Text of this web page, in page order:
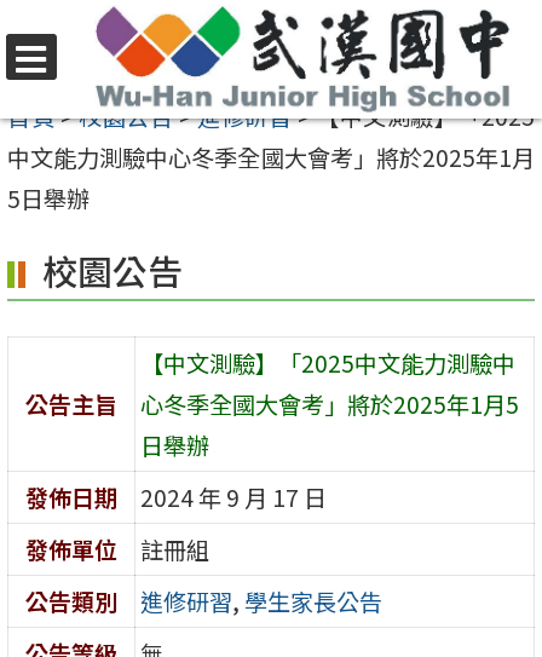
至
要
內
區
選
單
首頁>校園公告>進修研習>【中文測驗】「2025
中文能力測驗中心冬季全國大會考」將於2025年1月
5日舉辦
校園公告
公告主旨
【中文測驗】「2025中文能力測驗中
心冬季全國大會考」將於2025年1月5
日舉辦
發佈日期
2024 年 9 月 17 日
發佈單位
註冊組
公告類別
進修研習, 學生家長公告